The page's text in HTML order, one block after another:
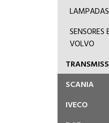
LAMPADAS
SENSORES
VOLVO
SCANIA
IVECO